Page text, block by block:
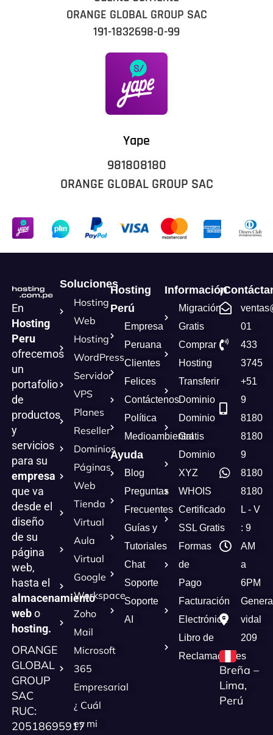
ORANGE GLOBAL GROUP SAC
191-1832698-0-99
Yape
981808180
ORANGE GLOBAL GROUP SAC
En
Hosting
Peru
ofrecemos
un
portafolio
de
productos
y
servicios
para su
empresa
que va
desde el
diseño
de su
página
web,
hasta el
almacenamiento
webo
hosting.
ORANGE
GLOBAL
GROUP
SAC
RUC:
20518695917
Soluciones
Hosting
Web
Hosting
WordPress
Servidor
VPS
Planes
Reseller
Dominios
Páginas
Web
Tienda
Virtual
Aula
Virtual
Google
Workspace
Zoho
Mail
Microsoft
365
Empresarial
¿ Cuál
es mi
Hosting
Perú
Empresa
Peruana
Clientes
Felices
Contáctenos
Política
Medioambiental
Ayuda
Blog
Preguntas
Frecuentes
Guías y
Tutoriales
Chat
Soporte
Soporte
AI
Información
Migración
Gratis
Comprar
Hosting
Transferir
Dominio
Dominio
Gratis
Dominio
XYZ
WHOIS
Certificado
SSL Gratis
Formas
de
Pago
Facturación
Electrónica
Libro de
Reclamaciones
01
433
3745
+51
9
8180
8180
9
8180
8180
L - V
: 9
AM
a
6PM
vidal
209
Breña –
Lima,
Perú